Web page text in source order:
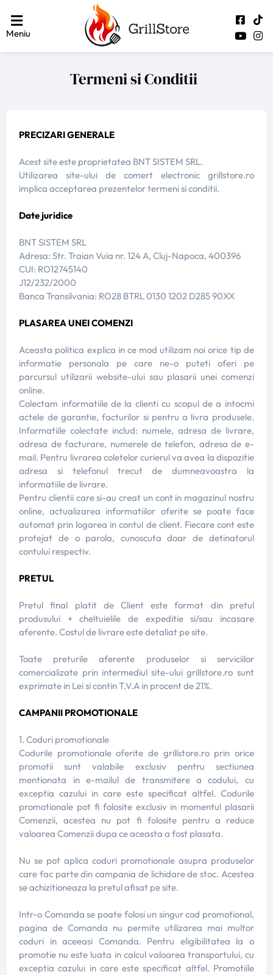
Meniu
Termeni si Conditii
PRECIZARI GENERALE
Acest site este proprietatea BNT SISTEM SRL.
Utilizarea site-ului de comert electronic grillstore.ro
implica acceptarea prezentelor termeni si conditii.
Date juridice
BNT SISTEM SRL
Adresa: Str. Traian Vuia nr. 124 A, Cluj-Napoca, 400396
CUI: RO12745140
J12/232/2000
Banca Transilvania: RO28 BTRL 0130 1202 D285 90XX
PLASAREA UNEI COMENZI
Aceasta politica explica in ce mod utilizam noi orice tip de
informatie personala pe care ne-o puteti oferi pe
parcursul utilizarii website-ului sau plasarii unei comenzi
online.
Colectam informatiile de la clienti cu scopul de a intocmi
actele de garantie, facturilor si pentru a livra produsele.
Informatiile colectate includ: numele, adresa de livrare,
adresa de facturare, numerele de telefon, adresa de e-
mail. Pentru livrarea coletelor curierul va avea la dispozitie
adresa si telefonul trecut de dumneavoastra la
informatiile de livrare.
Pentru clientii care si-au creat un cont in magazinul nostru
online, actualizarea informatiilor oferite se poate face
automat prin logarea in contul de client. Fiecare cont este
protejat de o parola, cunoscuta doar de detinatorul
contului respectiv.
PRETUL
Pretul final platit de Client este format din pretul
produsului + cheltuielile de expeditie si/sau incasare
aferente. Costul de livrare este detaliat pe site.
Toate preturile aferente produselor si serviciilor
comercializate prin intermediul site-ului grillstore.ro sunt
exprimate in Lei si contin T.V.A in procent de 21%.
CAMPANII PROMOTIONALE
1. Coduri promotionale
Codurile promotionale oferite de grillstore.ro prin orice
promotii sunt valabile exclusiv pentru sectiunea
mentionata in e-mailul de transmitere a codului, cu
exceptia cazului in care este specificat altfel. Codurile
promotionale pot fi folosite exclusiv in momentul plasarii
Comenzii, acestea nu pot fi folosite pentru a reduce
valoarea Comenzii dupa ce aceasta a fost plasata.
Nu se pot aplica coduri promotionale asupra produselor
care fac parte din campania de lichidare de stoc. Acestea
se achizitioneaza la pretul afisat pe site.
Intr-o Comanda se poate folosi un singur cod promotional,
pagina de Comanda nu permite utilizarea mai multor
coduri in aceeasi Comanda. Pentru eligibilitatea la o
promotie nu este luata in calcul valoarea transportului, cu
exceptia cazului in care este specificat altfel. Promotiile